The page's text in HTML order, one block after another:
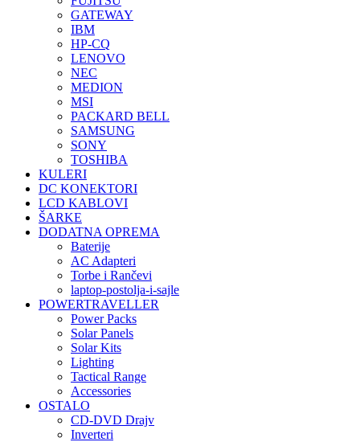
GATEWAY
IBM
HP-CQ
LENOVO
NEC
MEDION
MSI
PACKARD BELL
SAMSUNG
SONY
TOSHIBA
KULERI
DC KONEKTORI
LCD KABLOVI
ŠARKE
DODATNA OPREMA
Baterije
AC Adapteri
Torbe i Rančevi
laptop-postolja-i-sajle
POWERTRAVELLER
Power Packs
Solar Panels
Solar Kits
Lighting
Tactical Range
Accessories
OSTALO
CD-DVD Drajv
Inverteri